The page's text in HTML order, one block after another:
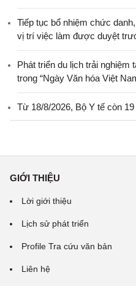
Tiếp tục bổ nhiệm chức
vị trí việc làm được duyệt
Phát triển du lịch trải nghiệm
trong “Ngày Văn hóa Việt
Từ 18/8/2026, Bộ Y tế còn
GIỚI THIỆU
Lời giới thiệu
Lịch sử phát triển
Profile Tra cứu văn bản
Liên hệ